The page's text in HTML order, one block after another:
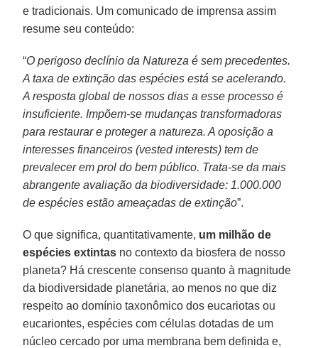
e tradicionais. Um comunicado de imprensa assim
resume seu conteúdo:
“O perigoso declínio da Natureza é sem precedentes.
A taxa de extinção das espécies está se acelerando.
A resposta global de nossos dias a esse processo é
insuficiente. Impõem-se mudanças transformadoras
para restaurar e proteger a natureza. A oposição a
interesses financeiros (vested interests) tem de
prevalecer em prol do bem público. Trata-se da mais
abrangente avaliação da biodiversidade: 1.000.000
de espécies estão ameaçadas de extinção”.
O que significa, quantitativamente, um milhão de
espécies extintas no contexto da biosfera de nosso
planeta? Há crescente consenso quanto à magnitude
da biodiversidade planetária, ao menos no que diz
respeito ao domínio taxonômico dos eucariotas ou
eucariontes, espécies com células dotadas de um
núcleo cercado por uma membrana bem definida e,